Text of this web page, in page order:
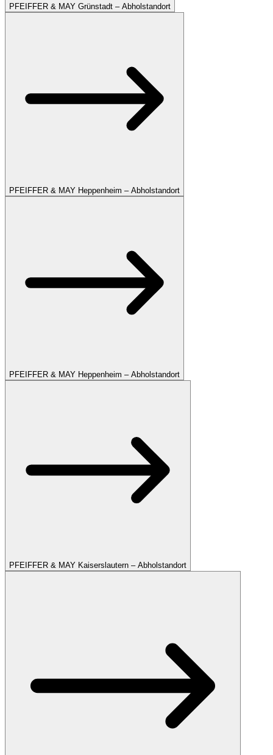
PFEIFFER & MAY Grünstadt – Abholstandort
PFEIFFER & MAY Heppenheim – Abholstandort
PFEIFFER & MAY Heppenheim – Abholstandort
PFEIFFER & MAY Kaiserslautern – Abholstandort